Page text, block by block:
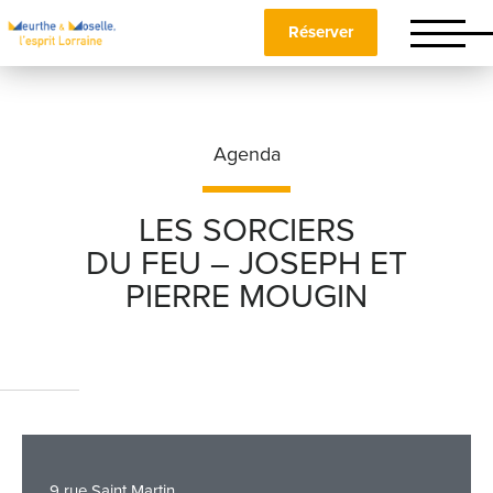
Réserver
Agenda
LES SORCIERS
DU FEU – JOSEPH ET
PIERRE MOUGIN
Nom*